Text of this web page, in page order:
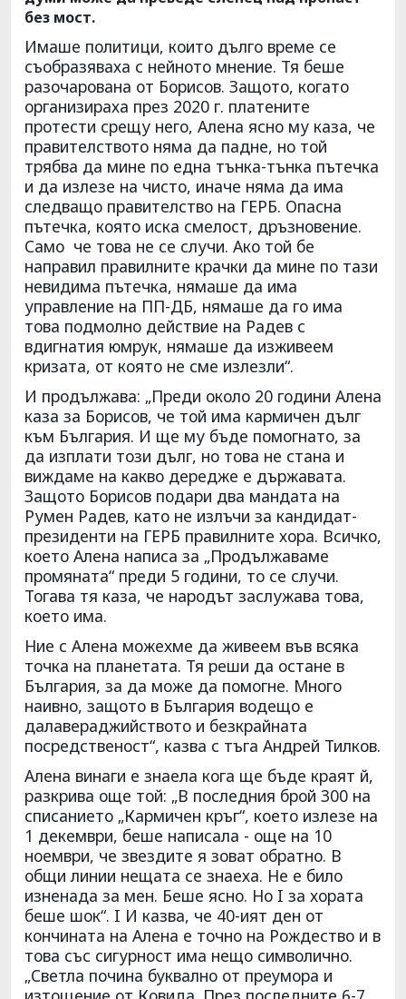
без мост.
Имаше политици, които дълго време се
съобразяваха с нейното мнение. Тя беше
разочарована от Борисов. Защото, когато
организираха през 2020 г. платените
протести срещу него, Алена ясно му каза, че
правителството няма да падне, но той
трябва да мине по една тънка-тънка пътечка
и да излезе на чисто, иначе няма да има
следващо правителство на ГЕРБ. Опасна
пътечка, която иска смелост, дръзновение.
Само че това не се случи. Ако той бе
направил правилните крачки да мине по тази
невидима пътечка, нямаше да има
управление на ПП-ДБ, нямаше да го има
това подмолно действие на Радев с
вдигнатия юмрук, нямаше да изживеем
кризата, от която не сме излезли“.
И продължава: „Преди около 20 години Алена
каза за Борисов, че той има кармичен дълг
към България. И ще му бъде помогнато, за
да изплати този дълг, но това не стана и
виждаме на какво дередже е държавата.
Защото Борисов подари два мандата на
Румен Радев, като не излъчи за кандидат-
президенти на ГЕРБ правилните хора. Всичко,
което Алена написа за „Продължаваме
промяната“ преди 5 години, то се случи.
Тогава тя каза, че народът заслужава това,
което има.
Ние с Алена можехме да живеем във всяка
точка на планетата. Тя реши да остане в
България, за да може да помогне. Много
наивно, защото в България водещо е
далавераджийството и безкрайната
посредственост“, казва с тъга Андрей Тилков.
Алена винаги е знаела кога ще бъде краят й,
разкрива още той: „В последния брой 300 на
списанието „Кармичен кръг“, което излезе на
1 декември, беше написала - още на 10
ноември, че звездите я зоват обратно. В
общи линии нещата се знаеха. Не е било
изненада за мен. Беше ясно. Но I за хората
беше шок“. I И казва, че 40-ият ден от
кончината на Алена е точно на Рождество и в
това със сигурност има нещо символично.
„Светла почина буквално от преумора и